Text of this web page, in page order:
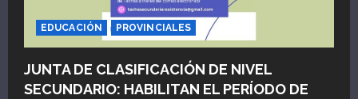
EDUCACIÓN PROVINCIALES
JUNTA DE CLASIFICACIÓN DE NIVEL
SECUNDARIO: HABILITAN EL PERÍODO DE